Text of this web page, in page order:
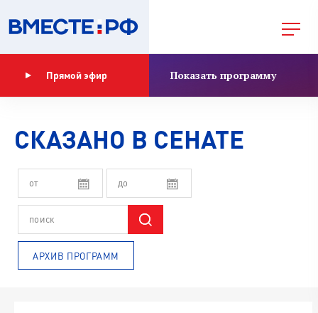
Прямой эфир Показать программу
СКАЗАНО В СЕНАТЕ
АРХИВ ПРОГРАММ